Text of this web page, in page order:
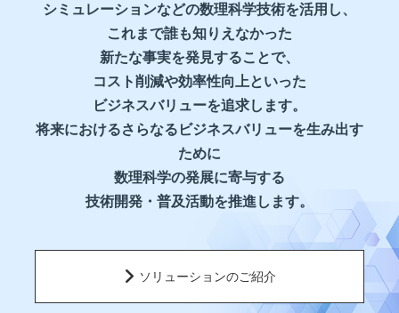
シミュレーションなどの数理科学技術を活用し、
これまで誰も知りえなかった
新たな事実を発見することで、
コスト削減や効率性向上といった
ビジネスバリューを追求します。
将来におけるさらなるビジネスバリューを生み出す
ために
数理科学の発展に寄与する
技術開発・普及活動を推進します。
ソリューションのご紹介